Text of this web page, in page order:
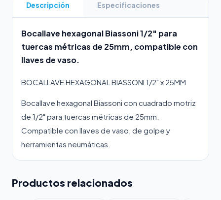
Descripción Especificaciones
Bocallave hexagonal Biassoni 1/2" para
tuercas métricas de 25mm, compatible con
llaves de vaso.
BOCALLAVE HEXAGONAL BIASSONI 1/2" x 25MM
Bocallave hexagonal Biassoni con cuadrado motriz
de 1/2" para tuercas métricas de 25mm.
Compatible con llaves de vaso, de golpe y
herramientas neumáticas.
Productos relacionados